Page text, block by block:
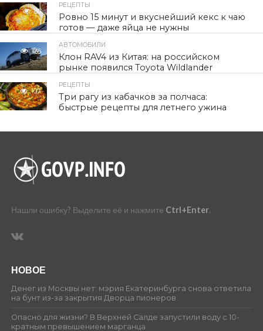
80
РЕЦЕПТЫ
Ровно 15 минут и вкуснейший кекс к чаю
готов — даже яйца не нужны
136
АВТОМОБИЛИ
Клон RAV4 из Китая: на российском
рынке появился Toyota Wildlander
107
РЕЦЕПТЫ
Три рагу из кабачков за полчаса:
быстрые рецепты для летнего ужина
Нашли ошибку? Выделите её и нажмите Ctrl+Enter.
НОВОЕ
Денег из Москвы нет: мэрия Екатеринбурга снова ответила
на бунт из-за закрытия Дворца пионеров
Опасно для жизни? В Верхней Салде запустили воду с 10-
кратным превышением марганца